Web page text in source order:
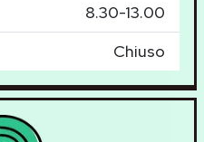
8.30-13.00
Chiuso